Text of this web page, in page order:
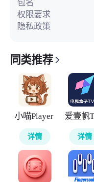
包名
权限要求
隐私政策
同类推荐
小喵Player
详情 详情